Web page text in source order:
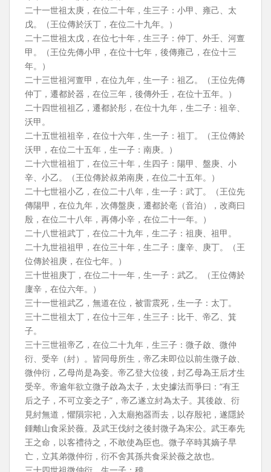
二十一世祖太庚，在位二十年，生三子：小甲、雍己、太
戊。（王位傳於沃丁，在位二十九年。）
二十二世祖太戊，在位七十年，生三子：仲丁、外壬、河亶
甲。（王位先傳小甲，在位十七年，後傳雍己，在位十三
年。）
二十三世祖河亶甲，在位九年，生一子：祖乙。（王位先傳
仲丁，遷都於器，在位三年，後傳外壬，在位十五年。）
二十四世祖祖乙，遷都於彤，在位十九年，生二子：祖辛、
沃甲。
二十五世祖祖辛，在位十六年，生一子：祖丁。（王位傳於
沃甲，在位二十五年，生一子：南庚。）
二十六世祖祖丁，在位三十年，生四子：陽甲、盤庚、小
辛、小乙。（王位傳於叔弟南庚，在位二十五年。）
二十七世祖小乙，在位二十八年，生一子：武丁。（王位先
傳陽甲，在位九年，次傳盤庚，遷都於亳（音泊），改商曰
殷，在位二十八年，再傳小辛，在位二十一年。）
二十八世祖武丁，在位二十九年，生二子：祖庚、祖甲。
二十九世祖祖甲，在位三十年，生二子：廩辛、庚丁。（王
位傳於祖庚，在位七年。）
三十世祖庚丁，在位二十一年，生一子：武乙。（王位傳於
廩辛，在位六年。）
三十一世祖武乙，無道在位，被雷震死，生一子：太丁。
三十二世祖太丁，在位十三年，生三子：比干、帝乙、箕
子。
三十三世祖帝乙，在位二十九年，生三子：微子啟、微仲
衍、受辛（紂）。皆同母所生，帝乙未即位以前生微子啟、
微仲衍，乙母尚是為妾。帝乙登大位後，封乙母為王后才生
受辛。帝逾年欲立微子啟為太子，太史據法而爭曰：“有王
后之子，不可立妾之子”，帝乙遂立紂為太子。其後啟、衍
見紂無道，懼隕宗祀，入太廟抱器而去，以存殷祀，遂隱於
鍾離山食采於薇。及武王伐紂之後封微子為宋公。武王奉先
王之命，以客禮待之，不敢使為臣也。微子卒時其嫡子早
亡，立其弟微仲衍，衍不舍其孫共食采於薇之故也。